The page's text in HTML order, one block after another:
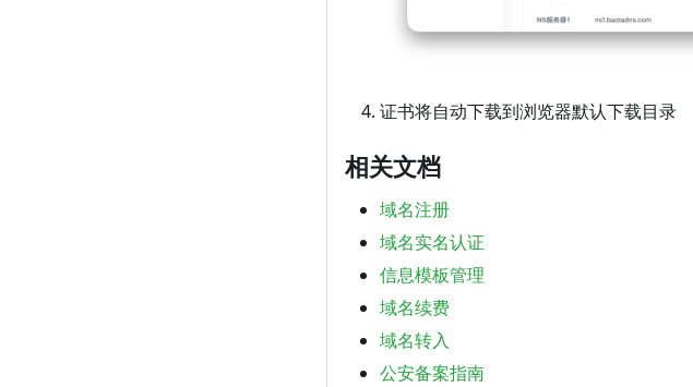
证书将自动下载到浏览器默认下载目录
相关文档
域名注册
域名实名认证
信息模板管理
域名续费
域名转入
公安备案指南